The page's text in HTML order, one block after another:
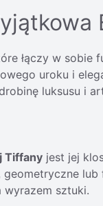
łączy w
uroku i
luksusu i
Tiffany jest jej
geometryczne
wyrazem sztuki.